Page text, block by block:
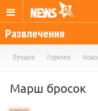
Развлечения
Лучшее Горячее
Марш бросок
отметили